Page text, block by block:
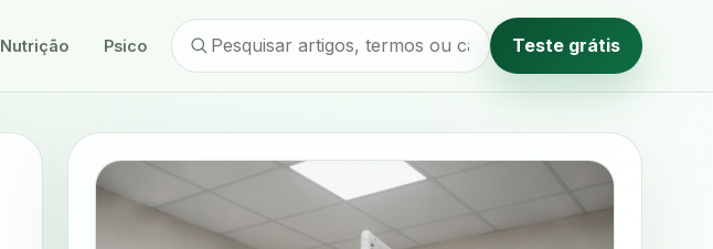
Nutrição Psicologia Método editorial Teste grátis